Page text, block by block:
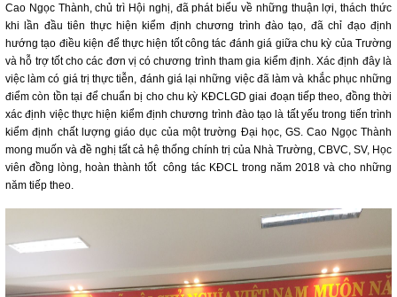
Cao Ngọc Thành, chủ trì Hội nghị, đã phát biểu về những thuận lợi, thách thức
khi lần đầu tiên thực hiện kiểm định chương trình đào tạo, đã chỉ đạo định
hướng tạo điều kiện để thực hiện tốt công tác đánh giá giữa chu kỳ của Trường
và hỗ trợ tốt cho các đơn vị có chương trình tham gia kiểm định. Xác định đây là
việc làm có giá trị thực tiễn, đánh giá lại những việc đã làm và khắc phục những
điểm còn tồn tại để chuẩn bị cho chu kỳ KĐCLGD giai đoạn tiếp theo, đồng thời
xác định việc thực hiện kiểm định chương trình đào tạo là tất yếu trong tiến trình
kiểm định chất lượng giáo dục của một trường Đại học, GS. Cao Ngọc Thành
mong muốn và đề nghị tất cả hệ thống chính trị của Nhà Trường, CBVC, SV, Học
viên đồng lòng, hoàn thành tốt công tác KĐCL trong năm 2018 và cho những
năm tiếp theo.